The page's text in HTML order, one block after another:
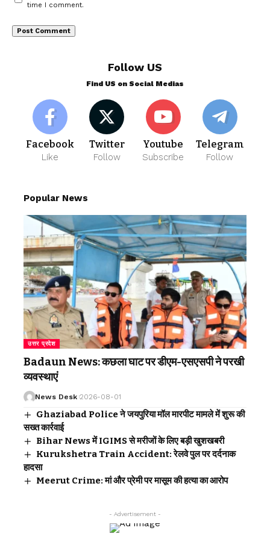
time I comment.
Follow US
Find US on Social Medias
Facebook
Like
Twitter
Follow
Youtube
Subscribe
Telegram
Follow
Popular News
उत्तर प्रदेश
Badaun News: कछला घाट पर डीएम-एसएसपी ने परखी
व्यवस्थाएं
News Desk 2026-08-01
Ghaziabad Police ने जयपुरिया मॉल मारपीट मामले में शुरू की
सख्त कार्रवाई
Bihar News में IGIMS से मरीजों के लिए बड़ी खुशखबरी
Kurukshetra Train Accident: रेलवे पुल पर दर्दनाक
हादसा
Meerut Crime: मां और प्रेमी पर मासूम की हत्या का आरोप
- Advertisement -